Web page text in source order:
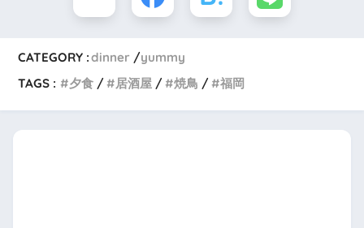
CATEGORY :dinner
yummy
TAGS :
夕食 居酒屋 焼鳥 福岡